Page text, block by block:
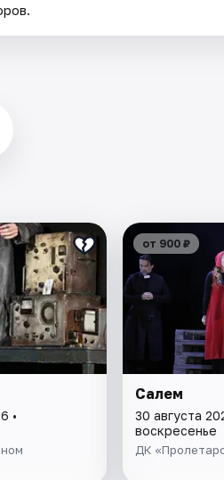
•
от 900 ₽
Салем
30 августа
воскресенье
ДК